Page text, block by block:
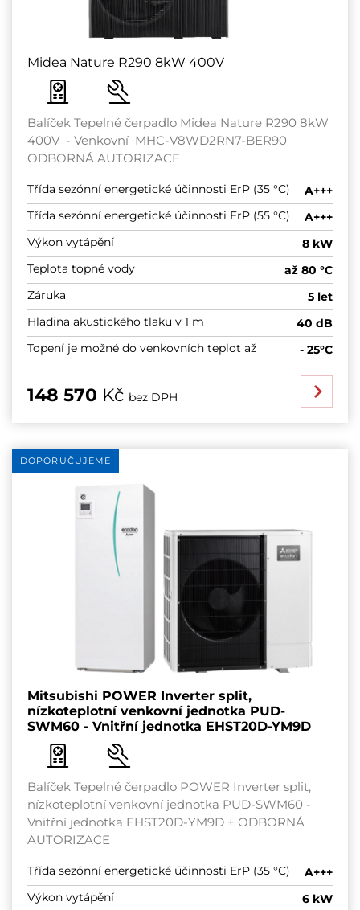
Midea Nature R290 8kW 400V
Balíček Tepelné čerpadlo Midea Nature R290 8kW
400V - Venkovní MHC-V8WD2RN7-BER90
ODBORNÁ AUTORIZACE
Třída sezónní energetické účinnosti ErP (35 °C)
A+++
Třída sezónní energetické účinnosti ErP (55 °C)
A+++
Výkon vytápění
8 kW
Teplota topné vody
až 80 °C
Záruka
5 let
Hladina akustického tlaku v 1 m
40 dB
Topení je možné do venkovních teplot až
- 25°C
148 570 Kč bez DPH
DOPORUČUJEME
Mitsubishi POWER Inverter split,
nízkoteplotní venkovní jednotka PUD-
SWM60 - Vnitřní jednotka EHST20D-YM9D
Balíček Tepelné čerpadlo POWER Inverter split,
nízkoteplotní venkovní jednotka PUD-SWM60 -
Vnitřní jednotka EHST20D-YM9D + ODBORNÁ
AUTORIZACE
Třída sezónní energetické účinnosti ErP (35 °C)
A+++
Výkon vytápění
6 kW